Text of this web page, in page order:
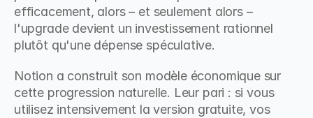
efficacement, alors – et seulement alors –
l'upgrade devient un investissement rationnel
plutôt qu'une dépense spéculative.
Notion a construit son modèle économique sur
cette progression naturelle. Leur pari : si vous
utilisez intensivement la version gratuite, vos